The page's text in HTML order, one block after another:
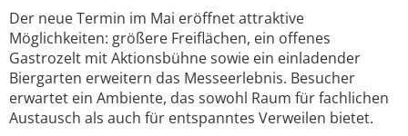
Der neue Termin im Mai eröffnet attraktive
Möglichkeiten: größere Freiflächen, ein offenes
Gastrozelt mit Aktionsbühne sowie ein einladender
Biergarten erweitern das Messeerlebnis. Besucher
erwartet ein Ambiente, das sowohl Raum für fachlichen
Austausch als auch für entspanntes Verweilen bietet.